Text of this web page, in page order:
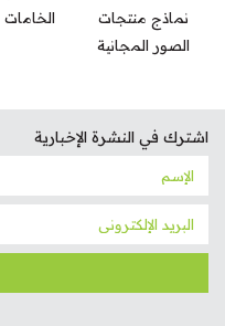
نماذج منتجات
الخامات
الصور المجانية
اشترك في النشرة الإخبارية